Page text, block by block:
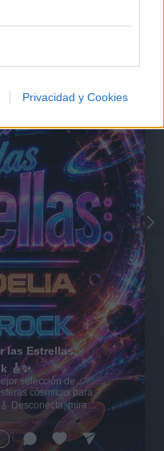
Privacidad y Cookies
las Estrellas:
🎸✨
selección de
cósmicas para
Desconecta, mira
cero. 💾 ¡Guarda
noche estrellada!